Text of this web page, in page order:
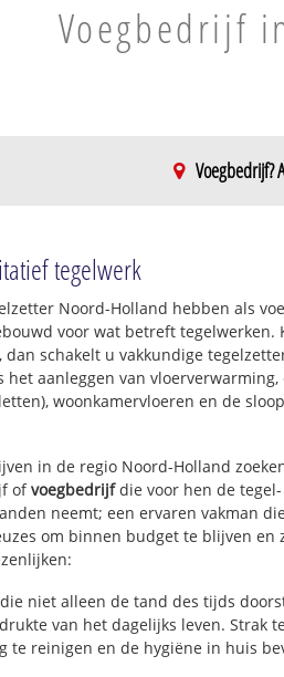
Voegbedrijf
Voegbedrijf?
tegelwerk
Noord-Holland hebben als
voor wat betreft tegelwerken.
dan schakelt u vakkundige
aanleggen van vloerverwarming,
woonkamervloeren en de
in de regio Noord-Holland
ofvoegbedrijfdie voor hen de tegel-
neemt; een ervaren vakman
om binnen budget te blijven en
niet alleen de tand des tijds
van het dagelijks leven. Strak
te reinigen en de hygiëne in huis